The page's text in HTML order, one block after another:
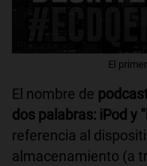
El
El nombre de
dos palabras: iPod y
referencia al
almacenamiento (a